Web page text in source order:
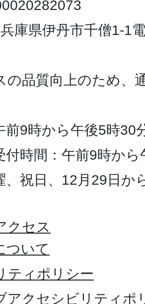
庫県伊丹市千僧1-1
の品質向上のため、
前9時から午後5時30
付時間：午前9時か
、祝日、12月29日
クセス
ついて
ティポリシー
アクセシビリティポ